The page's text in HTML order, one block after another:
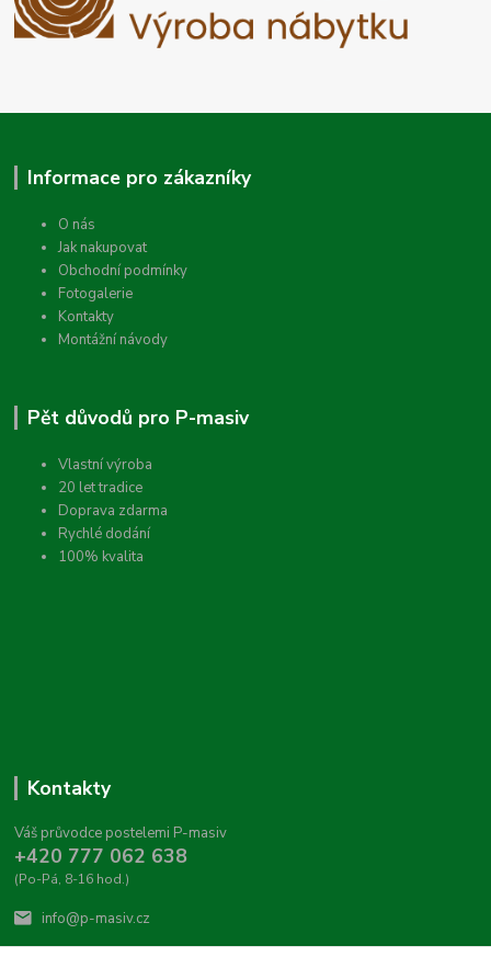
Informace pro zákazníky
O nás
Jak nakupovat
Obchodní podmínky
Fotogalerie
Kontakty
Montážní návody
Pět důvodů pro P-masiv
Vlastní výroba
20 let tradice
Doprava zdarma
Rychlé dodání
100% kvalita
Kontakty
Váš průvodce postelemi P-masiv
+420 777 062 638
(Po-Pá, 8-16 hod.)
info@p-masiv.cz